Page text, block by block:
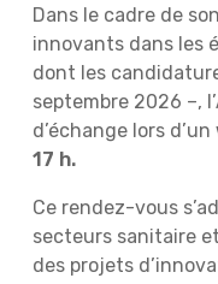
Dans le cadre de
innovants dans les
dont les
septembre 2026 –,
d’échange lors d’un
17 h.
Ce rendez-vous
secteurs sanitaire
des projets